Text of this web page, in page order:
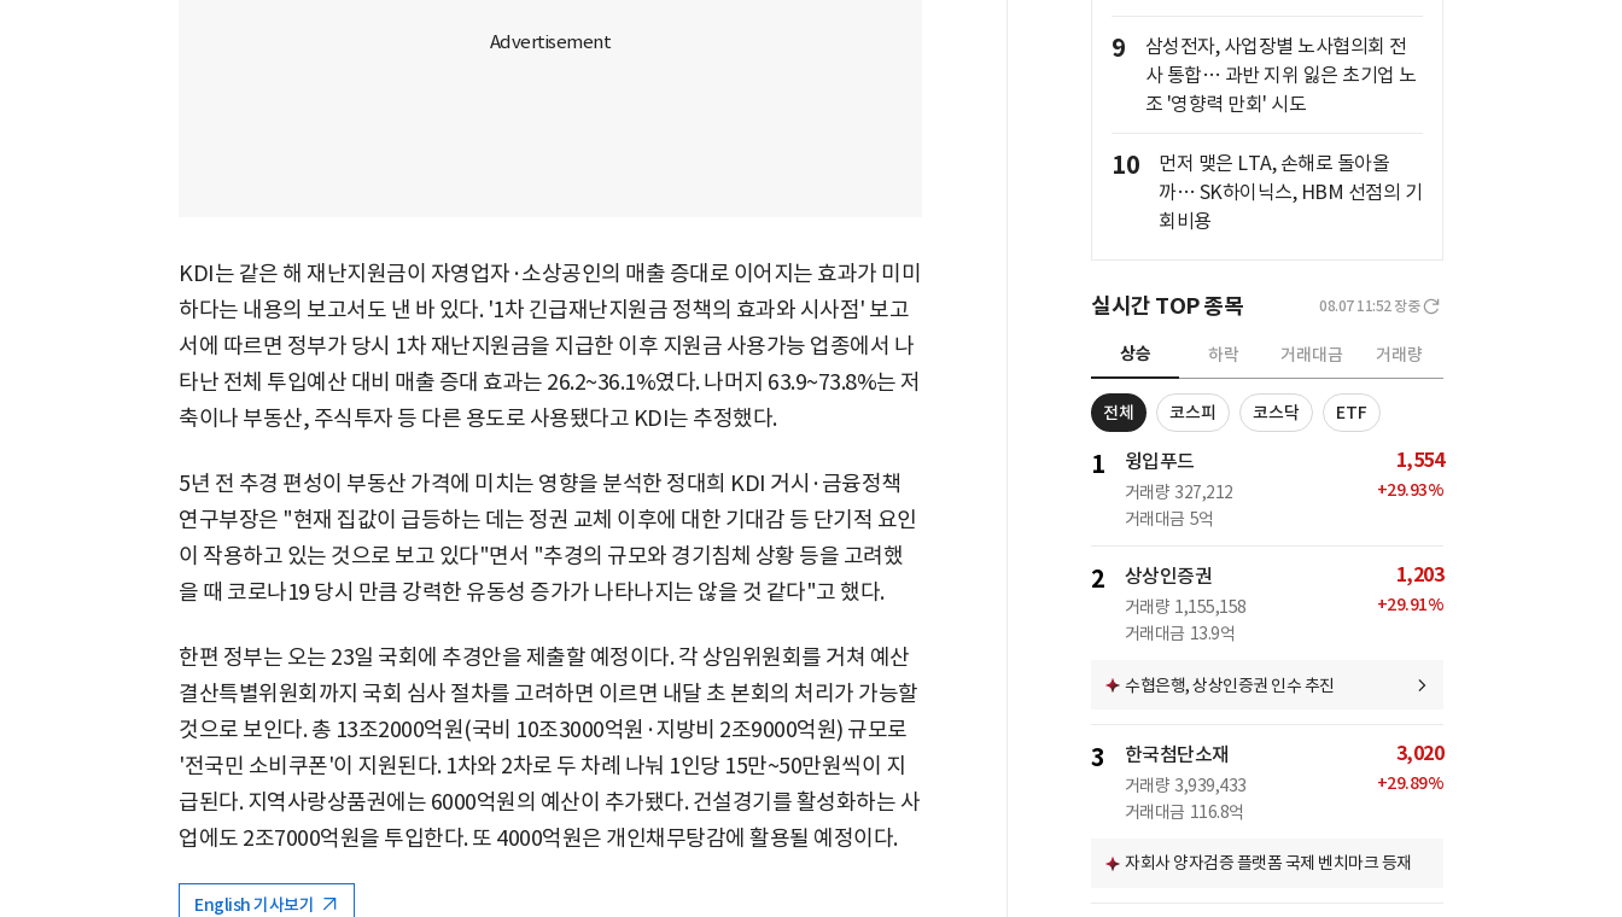
KDI는 같은 해 재난지원금이 자영업자·소상공인의 매출 증대로 이어지는 효과가 미미
하다는 내용의 보고서도 낸 바 있다. '1차 긴급재난지원금 정책의 효과와 시사점' 보고
서에 따르면 정부가 당시 1차 재난지원금을 지급한 이후 지원금 사용가능 업종에서 나
타난 전체 투입예산 대비 매출 증대 효과는 26.2~36.1%였다. 나머지 63.9~73.8%는 저
축이나 부동산, 주식투자 등 다른 용도로 사용됐다고 KDI는 추정했다.
5년 전 추경 편성이 부동산 가격에 미치는 영향을 분석한 정대희 KDI 거시·금융정책
연구부장은 "현재 집값이 급등하는 데는 정권 교체 이후에 대한 기대감 등 단기적 요인
이 작용하고 있는 것으로 보고 있다"면서 "추경의 규모와 경기침체 상황 등을 고려했
을 때 코로나19 당시 만큼 강력한 유동성 증가가 나타나지는 않을 것 같다"고 했다.
한편 정부는 오는 23일 국회에 추경안을 제출할 예정이다. 각 상임위원회를 거쳐 예산
결산특별위원회까지 국회 심사 절차를 고려하면 이르면 내달 초 본회의 처리가 가능할
것으로 보인다. 총 13조2000억원(국비 10조3000억원·지방비 2조9000억원) 규모로
'전국민 소비쿠폰'이 지원된다. 1차와 2차로 두 차례 나눠 1인당 15만~50만원씩이 지
급된다. 지역사랑상품권에는 6000억원의 예산이 추가됐다. 건설경기를 활성화하는 사
업에도 2조7000억원을 투입한다. 또 4000억원은 개인채무탕감에 활용될 예정이다.
English 기사보기
9
삼성전자, 사업장별 노사협의회 전
사 통합… 과반 지위 잃은 초기업 노
조 '영향력 만회' 시도
10
먼저 맺은 LTA, 손해로 돌아올
까… SK하이닉스, HBM 선점의 기
회비용
실시간 TOP 종목 08.07 11:52 장중
상승 하락 거래대금 거래량
전체 코스피 코스닥 ETF
1 윙입푸드
거래량 327,212
거래대금 5억
1,554
+29.93%
2 상상인증권
거래량 1,155,158
거래대금 13.9억
1,203
+29.91%
수협은행, 상상인증권 인수 추진
3 한국첨단소재
거래량 3,939,433
거래대금 116.8억
3,020
+29.89%
자회사 양자검증 플랫폼 국제 벤치마크 등재